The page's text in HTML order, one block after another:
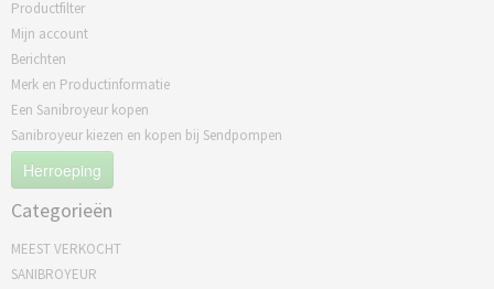
Productfilter
Mijn account
Berichten
Merk en Productinformatie
Een Sanibroyeur kopen
Sanibroyeur kiezen en kopen bij Sendpompen
Herroeping
Categorieën
MEEST VERKOCHT
SANIBROYEUR